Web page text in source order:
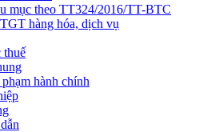
mục theo TT324/2016/TT-BTC
hàng hóa, dịch vụ
thuế
hành chính